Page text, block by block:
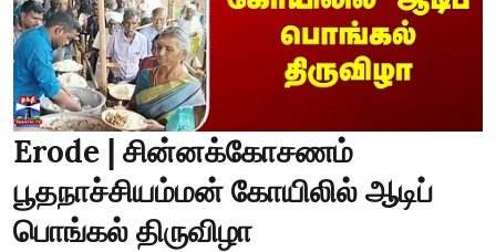
Erode | சின்னக்கோசணம்
பூதநாச்சியம்மன் கோயிலில் ஆடிப்
பொங்கல் திருவிழா